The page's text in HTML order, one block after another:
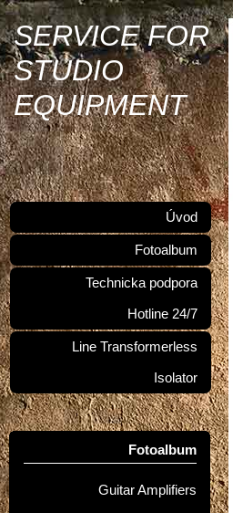
SERVICE FOR
STUDIO
EQUIPMENT
Úvod
Fotoalbum
Technicka podpora
Hotline 24/7
Line Transformerless
Isolator
Fotoalbum
Guitar Amplifiers